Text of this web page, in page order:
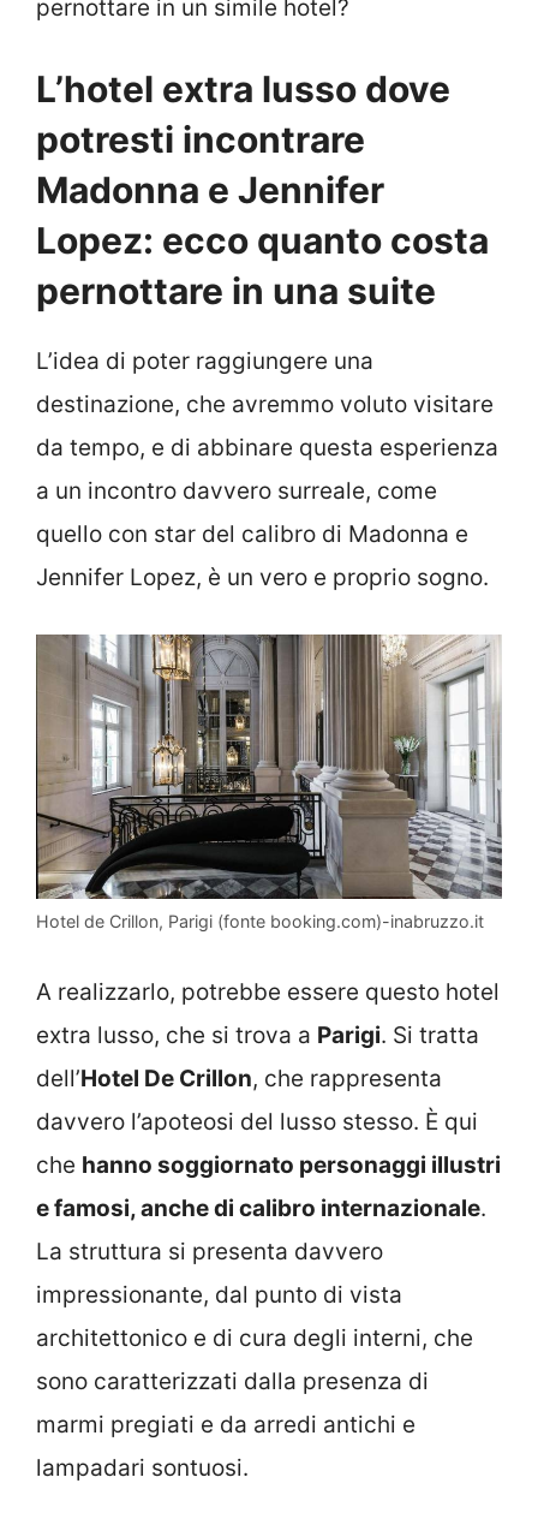
pernottare in un simile hotel?
L’hotel extra lusso dove
potresti incontrare
Madonna e Jennifer
Lopez: ecco quanto costa
pernottare in una suite
L’idea di poter raggiungere una
destinazione, che avremmo voluto visitare
da tempo, e di abbinare questa esperienza
a un incontro davvero surreale, come
quello con star del calibro di Madonna e
Jennifer Lopez, è un vero e proprio sogno.
Hotel de Crillon, Parigi (fonte booking.com)-inabruzzo.it
A realizzarlo, potrebbe essere questo hotel
extra lusso, che si trova a Parigi. Si tratta
dell’Hotel De Crillon, che rappresenta
davvero l’apoteosi del lusso stesso. È qui
che hanno soggiornato personaggi illustri
e famosi, anche di calibro internazionale.
La struttura si presenta davvero
impressionante, dal punto di vista
architettonico e di cura degli interni, che
sono caratterizzati dalla presenza di
marmi pregiati e da arredi antichi e
lampadari sontuosi.